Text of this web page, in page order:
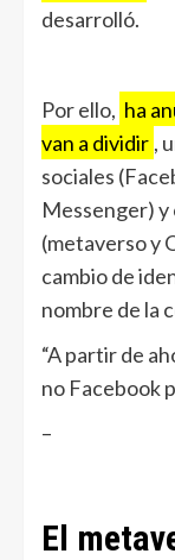
desarrolló.
Por ello, ha
van a dividir ,
sociales
Messenger)
(metaverso y
cambio de
nombre de la
“A partir de
no Facebook
–
El